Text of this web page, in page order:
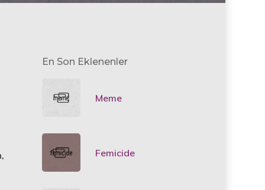
En Son Eklenenler
Meme
Femicide